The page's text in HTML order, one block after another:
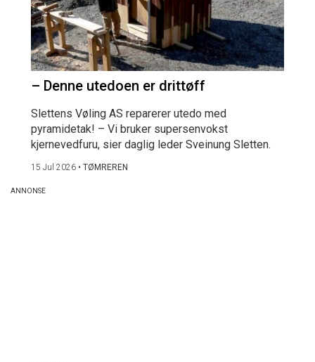
– Denne utedoen er drittøff
Slettens Vøling AS reparerer utedo med
pyramidetak! – Vi bruker supersenvokst
kjernevedfuru, sier daglig leder Sveinung Sletten.
15 Jul 2026 • TØMREREN